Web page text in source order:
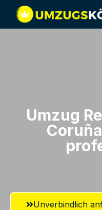
Umzug
Unverbindlich